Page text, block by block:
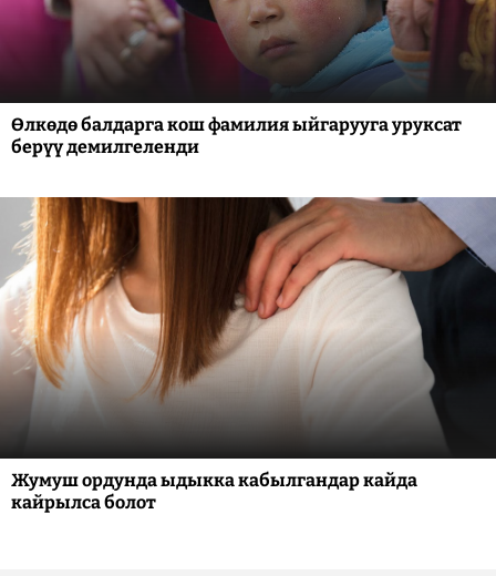
Өлкөдө балдарга кош фамилия ыйгарууга уруксат
берүү демилгеленди
Жумуш ордунда ыдыкка кабылгандар кайда
кайрылса болот